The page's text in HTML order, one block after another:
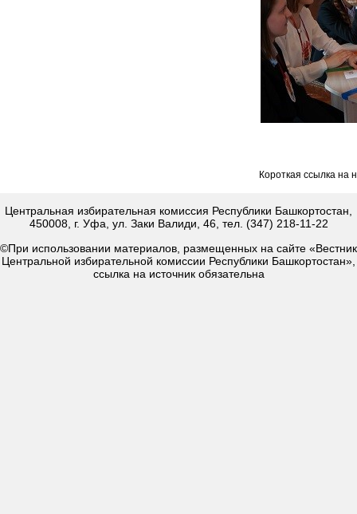
Короткая ссылка на
Центральная избирательная комиссия Республики Башкортостан,
450008, г. Уфа, ул. Заки Валиди, 46, тел. (347) 218-11-22
©При использовании материалов, размещенных на сайте «Вестник
Центральной избирательной комиссии Республики Башкортостан»,
ссылка на источник обязательна